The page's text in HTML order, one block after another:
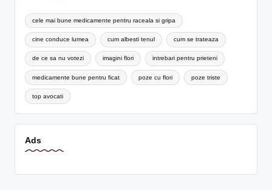
cele mai bune medicamente pentru raceala si gripa
cine conduce lumea cum albesti tenul cum se trateaza
de ce sa nu votezi imagini flori intrebari pentru prieteni
medicamente bune pentru ficat poze cu flori poze triste
top avocati
Ads